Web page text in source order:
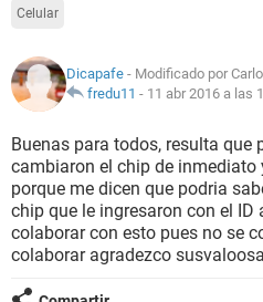
Celular
Dicapafe - Modificado por
fredu11 - 11 abr 2016 a las
Buenas para todos, resulta que
cambiaron el chip de inmediato
porque me dicen que podria
chip que le ingresaron con el ID
colaborar con esto pues no se
colaborar agradezco